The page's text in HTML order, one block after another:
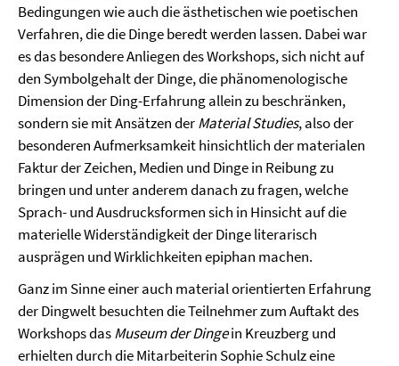
Bedingungen wie auch die ästhetischen wie poetischen
Verfahren, die die Dinge beredt werden lassen. Dabei war
es das besondere Anliegen des Workshops, sich nicht auf
den Symbolgehalt der Dinge, die phänomenologische
Dimension der Ding-Erfahrung allein zu beschränken,
sondern sie mit Ansätzen derMaterial Studies, also der
besonderen Aufmerksamkeit hinsichtlich der materialen
Faktur der Zeichen, Medien und Dinge in Reibung zu
bringen und unter anderem danach zu fragen, welche
Sprach- und Ausdrucksformen sich in Hinsicht auf die
materielle Widerständigkeit der Dinge literarisch
ausprägen und Wirklichkeiten epiphan machen.
Ganz im Sinne einer auch material orientierten Erfahrung
der Dingwelt besuchten die Teilnehmer zum Auftakt des
Workshops dasMuseum der Dingein Kreuzberg und
erhielten durch die Mitarbeiterin Sophie Schulz eine